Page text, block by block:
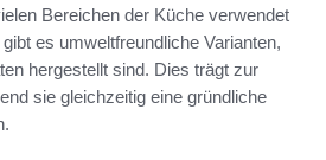
Bereichen der Küche verwendet
es umweltfreundliche Varianten,
hergestellt sind. Dies trägt zur
sie gleichzeitig eine gründliche